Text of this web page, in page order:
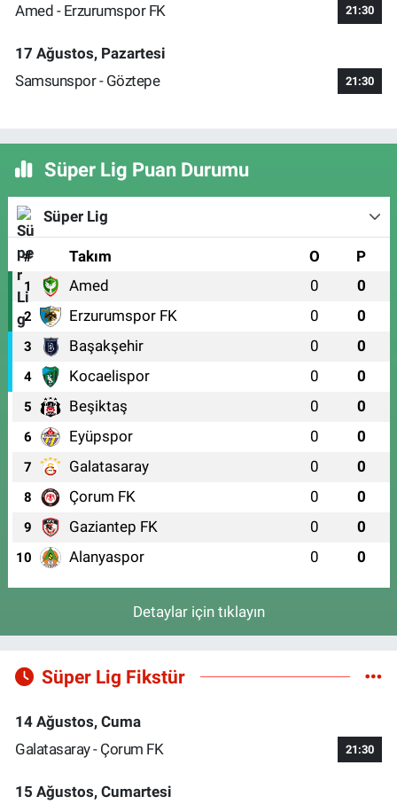
Amed - Erzurumspor FK 21:30
17 Ağustos, Pazartesi
Samsunspor - Göztepe
21:30
Süper Lig Puan Durumu
Süper Lig
# Takım O P
1 Amed 0 0
2 Erzurumspor FK 0 0
3 Başakşehir 0 0
4 Kocaelispor 0 0
5 Beşiktaş 0 0
6 Eyüpspor 0 0
7 Galatasaray 0 0
8 Çorum FK 0 0
9 Gaziantep FK 0 0
10 Alanyaspor 0 0
Detaylar için tıklayın
Süper Lig Fikstür
14 Ağustos, Cuma
Galatasaray - Çorum FK
21:30
15 Ağustos, Cumartesi